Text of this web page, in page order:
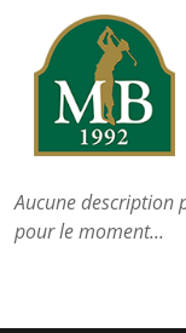
Aucune description
pour le moment...